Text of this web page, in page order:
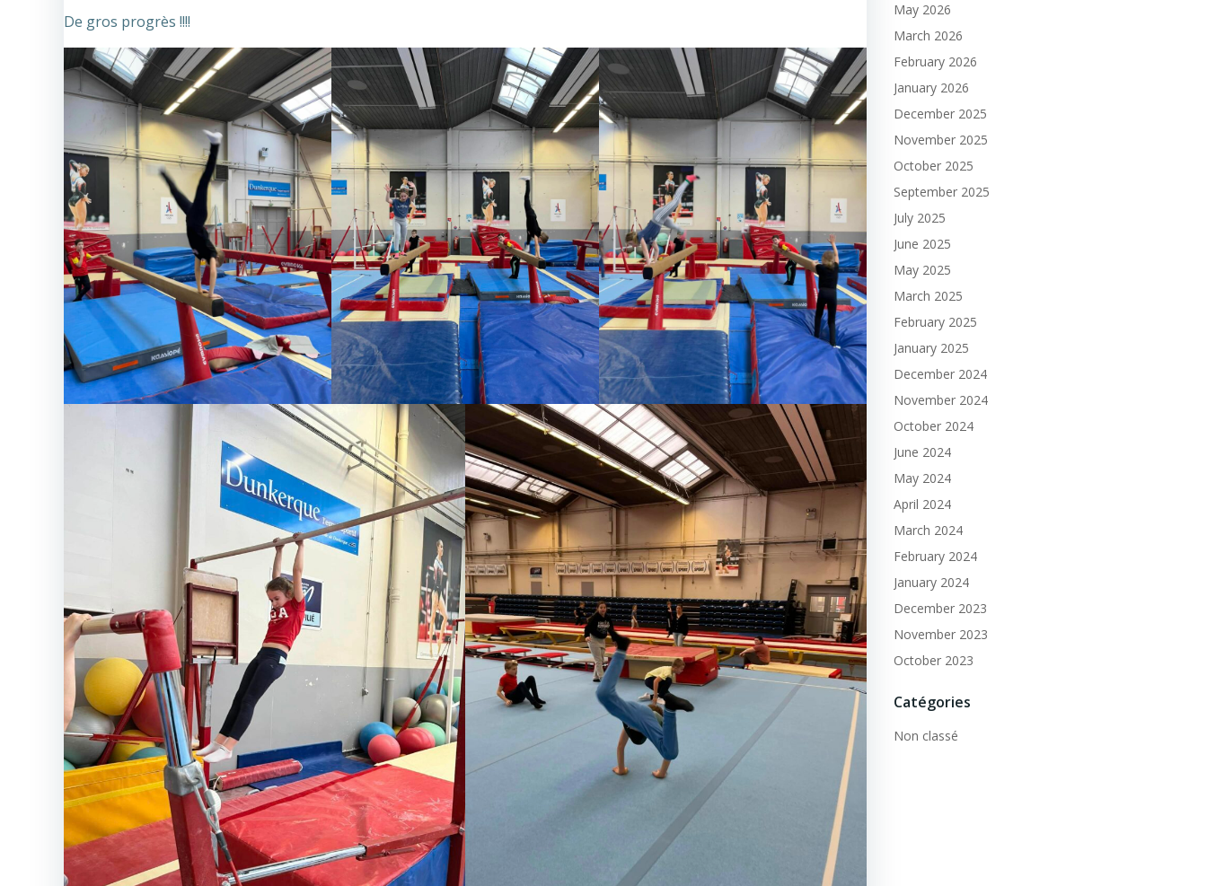
De gros progrès !!!!
May 2026
March 2026
February 2026
January 2026
December 2025
November 2025
October 2025
September 2025
July 2025
June 2025
May 2025
March 2025
February 2025
January 2025
December 2024
November 2024
October 2024
June 2024
May 2024
April 2024
March 2024
February 2024
January 2024
December 2023
November 2023
October 2023
Catégories
Non classé